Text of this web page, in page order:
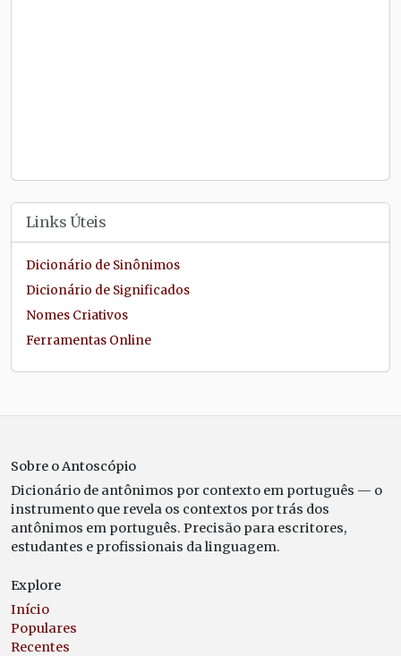
Links Úteis
Dicionário de Sinônimos
Dicionário de Significados
Nomes Criativos
Ferramentas Online
Sobre o Antoscópio
Dicionário de antônimos por contexto em português — o
instrumento que revela os contextos por trás dos
antônimos em português. Precisão para escritores,
estudantes e profissionais da linguagem.
Explore
Início
Populares
Recentes